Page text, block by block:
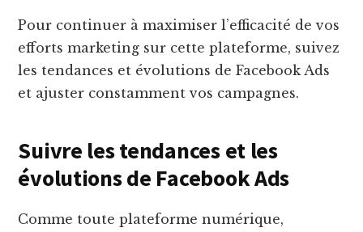
Pour continuer à maximiser l’efficacité de vos
efforts marketing sur cette plateforme, suivez
les tendances et évolutions de Facebook Ads
et ajuster constamment vos campagnes.
Suivre les tendances et les
évolutions de Facebook Ads
Comme toute plateforme numérique,